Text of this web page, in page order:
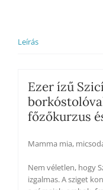
Ft-
os
kiegészítő
díjon
Leírás
Ezer ízű
főzőkurzus
Mamma mia,
Nem véletlen, hogy
izgalmas. A sziget